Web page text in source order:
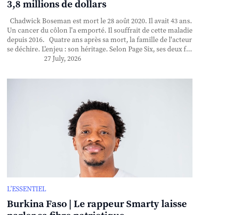
3,8 millions de dollars
Chadwick Boseman est mort le 28 août 2020. Il avait 43 ans.
Un cancer du côlon l'a emporté. Il souffrait de cette maladie
depuis 2016. Quatre ans après sa mort, la famille de l'acteur
se déchire. L'enjeu : son héritage. Selon Page Six, ses deux f...
27 July, 2026
L’ESSENTIEL
Burkina Faso | Le rappeur Smarty laisse